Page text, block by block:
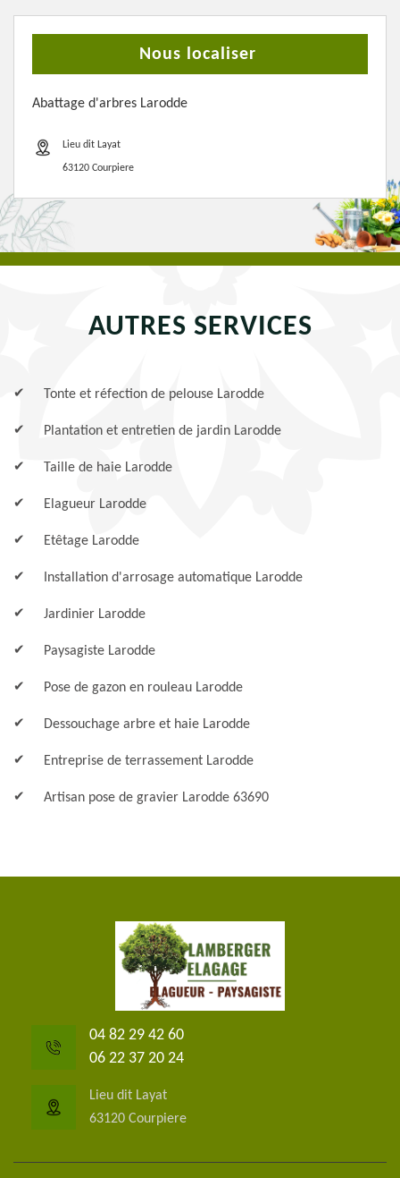
Nous localiser
Abattage d'arbres Larodde
Lieu dit Layat
63120 Courpiere
AUTRES SERVICES
Tonte et réfection de pelouse Larodde
Plantation et entretien de jardin Larodde
Taille de haie Larodde
Elagueur Larodde
Etêtage Larodde
Installation d'arrosage automatique Larodde
Jardinier Larodde
Paysagiste Larodde
Pose de gazon en rouleau Larodde
Dessouchage arbre et haie Larodde
Entreprise de terrassement Larodde
Artisan pose de gravier Larodde 63690
04 82 29 42 60
06 22 37 20 24
Lieu dit Layat
63120 Courpiere